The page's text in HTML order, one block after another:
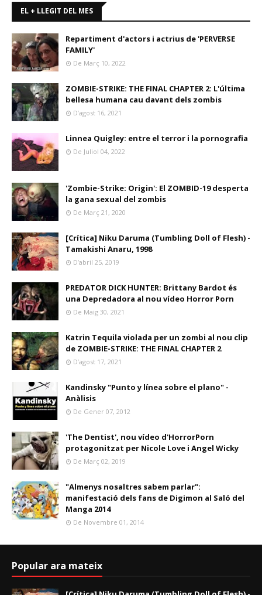
EL + LLEGIT DEL MES
Repartiment d'actors i actrius de 'PERVERSE
FAMILY'
De Març 10, 2022
ZOMBIE-STRIKE: THE FINAL CHAPTER 2: L'última
bellesa humana cau davant dels zombis
D’agost 16, 2021
Linnea Quigley: entre el terror i la pornografia
De Juliol 04, 2022
'Zombie-Strike: Origin': El ZOMBID-19 desperta
la gana sexual del zombis
De Març 21, 2020
[Crítica] Niku Daruma (Tumbling Doll of Flesh) -
Tamakishi Anaru, 1998
D’abril 25, 2019
PREDATOR DICK HUNTER: Brittany Bardot és
una Depredadora al nou vídeo Horror Porn
De Maig 30, 2021
Katrin Tequila violada per un zombi al nou clip
de ZOMBIE-STRIKE: THE FINAL CHAPTER 2
D’agost 17, 2021
Kandinsky "Punto y línea sobre el plano" -
Anàlisis
De Gener 07, 2012
'The Dentist', nou vídeo d'HorrorPorn
protagonitzat per Nicole Love i Angel Wicky
De Març 02, 2019
"Almenys nosaltres sabem parlar":
manifestació dels fans de Digimon al Saló del
Manga 2014
De Novembre 01, 2014
Popular ara mateix